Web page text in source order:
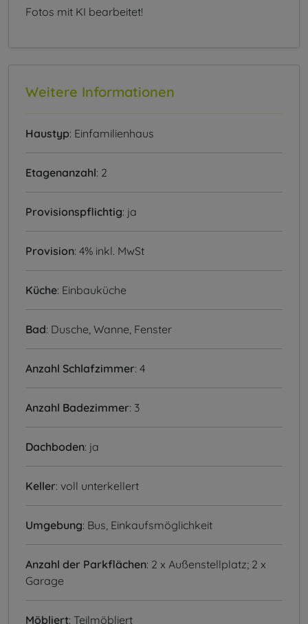
Fotos mit KI bearbeitet!
Weitere Informationen
Haustyp: Einfamilienhaus
Etagenanzahl: 2
Provisionspflichtig: ja
Provision: 4% inkl. MwSt
Küche: Einbauküche
Bad: Dusche, Wanne, Fenster
Anzahl Schlafzimmer: 4
Anzahl Badezimmer: 3
Dachboden: ja
Keller: voll unterkellert
Umgebung: Bus, Einkaufsmöglichkeit
Anzahl der Parkflächen: 2 x Außenstellplatz; 2 x
Garage
Möbliert: Teilmöbliert